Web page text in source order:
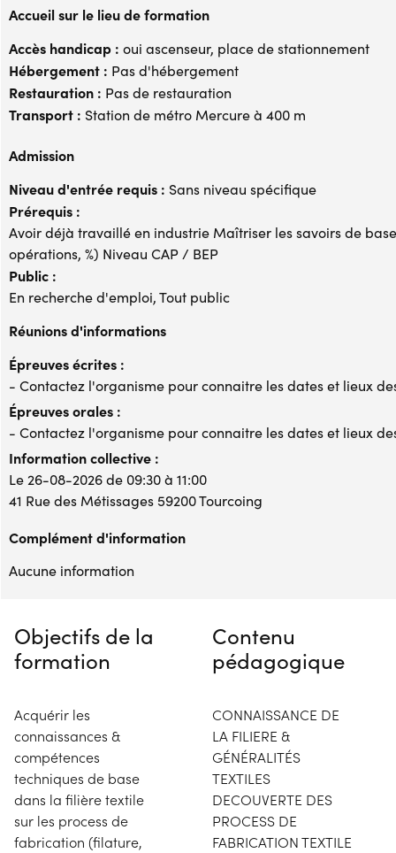
Accueil sur le lieu de formation
Accès handicap : oui ascenseur, place de stationnement
Hébergement : Pas d'hébergement
Restauration : Pas de restauration
Transport : Station de métro Mercure à 400 m
Admission
Niveau d'entrée requis : Sans niveau spécifique
Prérequis :
Avoir déjà travaillé en industrie Maîtriser les savoirs de
opérations, %) Niveau CAP / BEP
Public :
En recherche d'emploi, Tout public
Réunions d'informations
Épreuves écrites :
- Contactez l'organisme pour connaitre les dates et lieux
Épreuves orales :
- Contactez l'organisme pour connaitre les dates et lieux
Information collective :
Le 26-08-2026 de 09:30 à 11:00
41 Rue des Métissages 59200 Tourcoing
Complément d'information
Aucune information
Objectifs de la
formation
Acquérir les
connaissances &
compétences
techniques de base
dans la filière textile
sur les process de
fabrication (filature,
Contenu
pédagogique
CONNAISSANCE DE
LA FILIERE &
GÉNÉRALITÉS
TEXTILES
DECOUVERTE DES
PROCESS DE
FABRICATION TEXTILE